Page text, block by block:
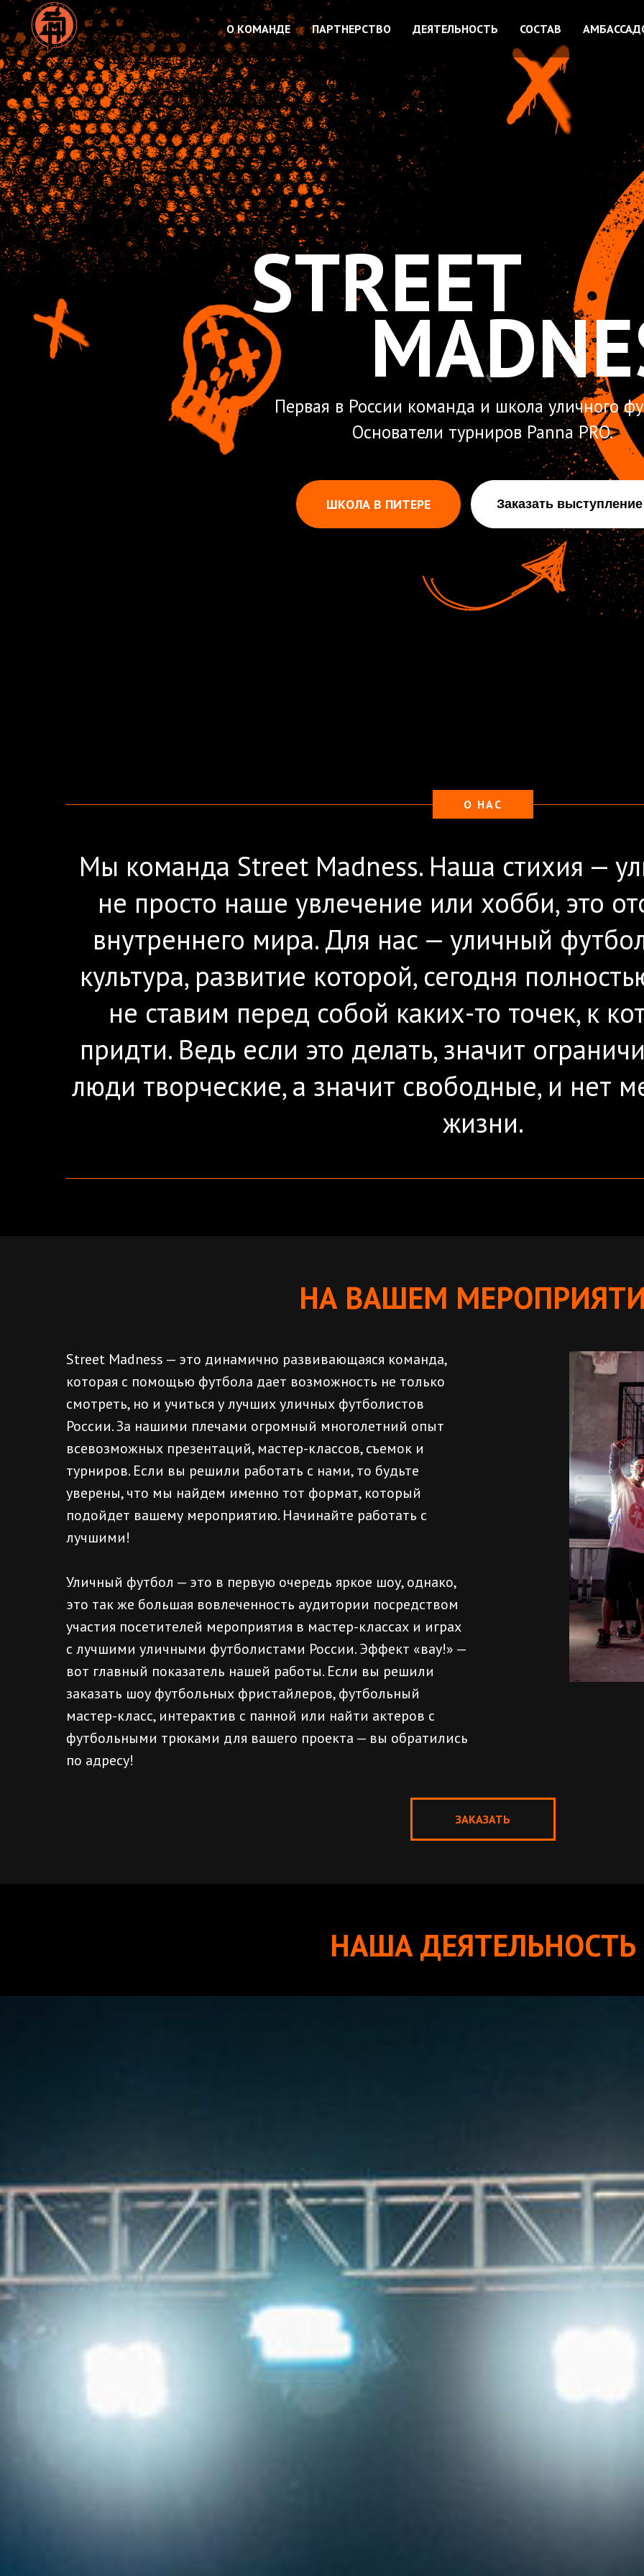
О КОМАНДЕ ПАРТНЕРСТВО ДЕЯТЕЛЬНОСТЬ СОСТАВ
STREET
MADNESS
Первая в России команда и школа уличного футбола.
Основатели турниров Panna PRO.
Заказать выступление
О НАС
Мы команда Street Madness. Наша стихия —
не просто наше увлечение или хобби, это
внутреннего мира. Для нас — уличный
культура, развитие которой, сегодня
не ставим перед собой каких-то точек, к
придти. Ведь если это делать, значит
люди творческие, а значит свободные, и нет
жизни.
НА ВАШЕМ
Street Madness — это динамично развивающаяся команда,
которая с помощью футбола дает возможность не только
смотреть, но и учиться у лучших уличных футболистов
России. За нашими плечами огромный многолетний опыт
всевозможных презентаций, мастер-классов, съемок и
турниров. Если вы решили работать с нами, то будьте
уверены, что мы найдем именно тот формат, который
подойдет вашему мероприятию. Начинайте работать с
лучшими!
Уличный футбол — это в первую очередь яркое шоу, однако,
это так же большая вовлеченность аудитории посредством
участия посетителей мероприятия в мастер-классах и играх
с лучшими уличными футболистами России. Эффект «вау!» —
вот главный показатель нашей работы. Если вы решили
заказать шоу футбольных фристайлеров, футбольный
мастер-класс, интерактив с панной или найти актеров с
футбольными трюками для вашего проекта — вы обратились
по адресу!
ЗАКАЗАТЬ
НАША ДЕЯТЕЛЬНОСТЬ